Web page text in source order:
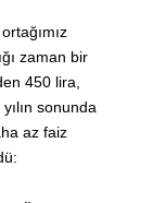
zaman bir
450 lira,
sonunda
az faiz